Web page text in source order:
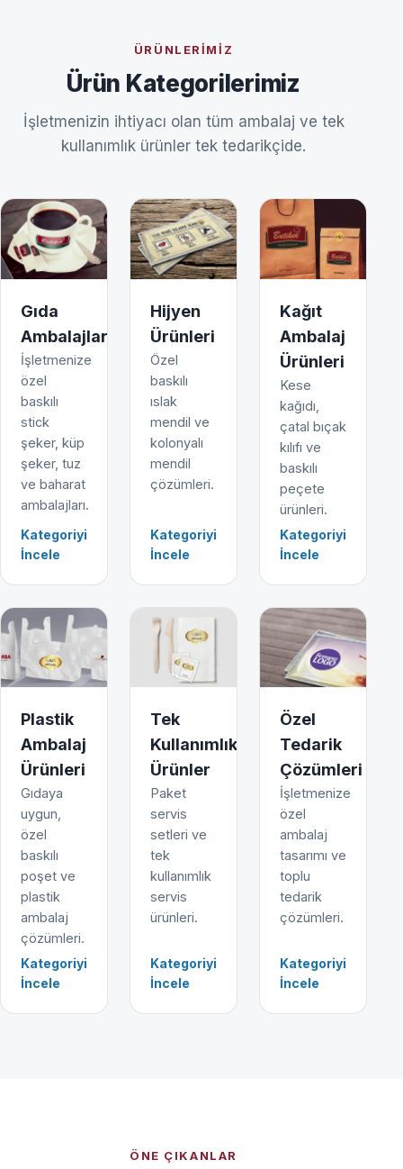
ÜRÜNLERIMIZ
Ürün Kategorilerimiz
İşletmenizin ihtiyacı olan tüm ambalaj ve tek
kullanımlık ürünler tek tedarikçide.
Gıda
Ambalajları
İşletmenize
özel
baskılı
stick
şeker, küp
şeker, tuz
ve baharat
ambalajları.
Kategoriyi
İncele
Hijyen
Ürünleri
Özel
baskılı
ıslak
mendil ve
kolonyalı
mendil
çözümleri.
Kategoriyi
İncele
Kağıt
Ambalaj
Ürünleri
Kese
kağıdı,
çatal bıçak
kılıfı ve
baskılı
peçete
ürünleri.
Kategoriyi
İncele
Plastik
Ambalaj
Ürünleri
Gıdaya
uygun,
özel
baskılı
poşet ve
plastik
ambalaj
çözümleri.
Kategoriyi
İncele
Tek
Kullanımlık
Ürünler
Paket
servis
setleri ve
tek
kullanımlık
servis
ürünleri.
Kategoriyi
İncele
Özel
Tedarik
Çözümleri
İşletmenize
özel
ambalaj
tasarımı ve
toplu
tedarik
çözümleri.
Kategoriyi
İncele
ÖNE ÇIKANLAR